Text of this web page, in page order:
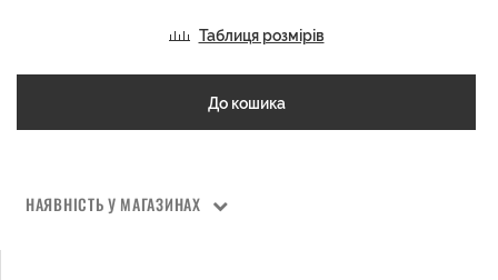
Таблиця розмірів
До кошика
НАЯВНІСТЬ У МАГАЗИНАХ